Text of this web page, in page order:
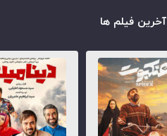
آخرین فیلم ها